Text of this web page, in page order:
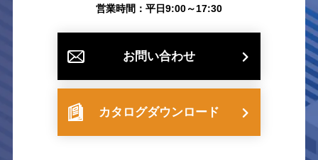
営業時間：平日9:00～17:30
お問い合わせ
カタログダウンロード